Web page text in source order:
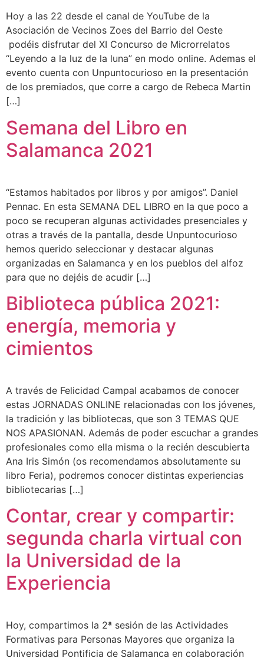
Hoy a las 22 desde el canal de YouTube de la
Asociación de Vecinos Zoes del Barrio del Oeste
podéis disfrutar del XI Concurso de Microrrelatos
“Leyendo a la luz de la luna” en modo online. Ademas el
evento cuenta con Unpuntocurioso en la presentación
de los premiados, que corre a cargo de Rebeca Martin
[…]
Semana del Libro en
Salamanca 2021
“Estamos habitados por libros y por amigos”. Daniel
Pennac. En esta SEMANA DEL LIBRO en la que poco a
poco se recuperan algunas actividades presenciales y
otras a través de la pantalla, desde Unpuntocurioso
hemos querido seleccionar y destacar algunas
organizadas en Salamanca y en los pueblos del alfoz
para que no dejéis de acudir […]
Biblioteca pública 2021:
energía, memoria y
cimientos
A través de Felicidad Campal acabamos de conocer
estas JORNADAS ONLINE relacionadas con los jóvenes,
la tradición y las bibliotecas, que son 3 TEMAS QUE
NOS APASIONAN. Además de poder escuchar a grandes
profesionales como ella misma o la recién descubierta
Ana Iris Simón (os recomendamos absolutamente su
libro Feria), podremos conocer distintas experiencias
bibliotecarias […]
Contar, crear y compartir:
segunda charla virtual con
la Universidad de la
Experiencia
Hoy, compartimos la 2ª sesión de las Actividades
Formativas para Personas Mayores que organiza la
Universidad Pontificia de Salamanca en colaboración